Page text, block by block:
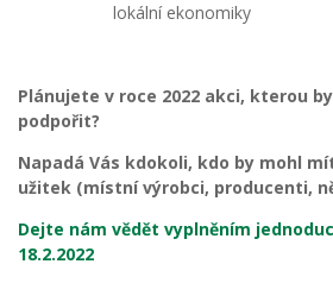
lokální ekonomiky
Plánujete v roce 2022 akci, kterou
podpořit?
Napadá Vás kdokoli, kdo by mohl
užitek (místní výrobci, producenti,
Dejte nám vědět vyplněním
18.2.2022